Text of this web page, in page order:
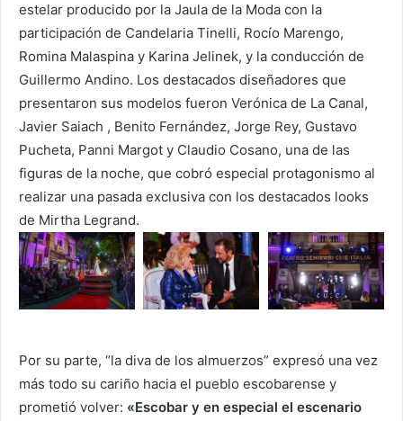
estelar producido por la Jaula de la Moda con la
participación de Candelaria Tinelli, Rocío Marengo,
Romina Malaspina y Karina Jelinek, y la conducción de
Guillermo Andino. Los destacados diseñadores que
presentaron sus modelos fueron Verónica de La Canal,
Javier Saiach , Benito Fernández, Jorge Rey, Gustavo
Pucheta, Panni Margot y Claudio Cosano, una de las
figuras de la noche, que cobró especial protagonismo al
realizar una pasada exclusiva con los destacados looks
de Mirtha Legrand.
Por su parte, “la diva de los almuerzos” expresó una vez
más todo su cariño hacia el pueblo escobarense y
prometió volver: «Escobar y en especial el escenario